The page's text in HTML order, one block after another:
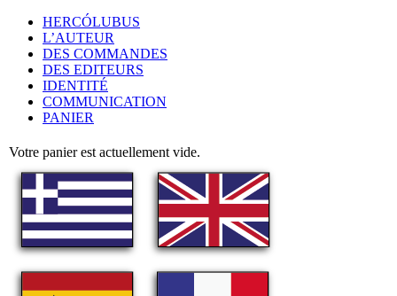
HERCÓLUBUS
L’AUTEUR
DES COMMANDES
DES EDITEURS
IDENTITÉ
COMMUNICATION
PANIER
Votre panier est actuellement vide.